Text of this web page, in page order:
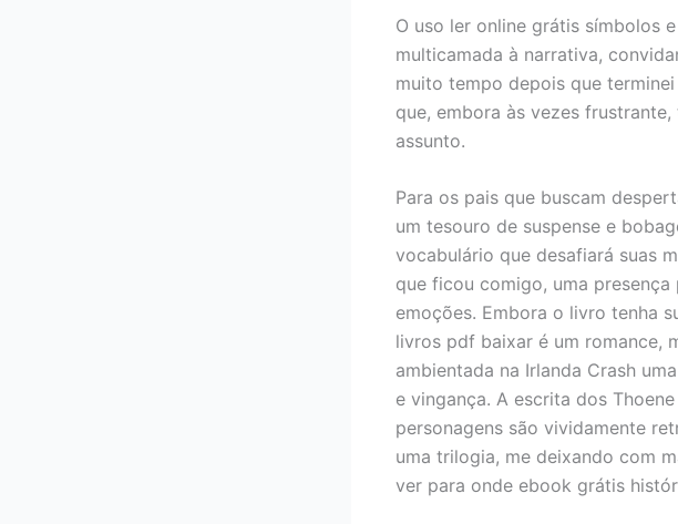
O uso ler online grátis símbolos
multicamada à narrativa,
muito tempo depois que
que, embora às vezes
assunto.
Para os pais que buscam
um tesouro de suspense e
vocabulário que desafiará suas
que ficou comigo, uma
emoções. Embora o livro tenha
livros pdf baixar é um romance,
ambientada na Irlanda Crash
e vingança. A escrita dos
personagens são vividamente
uma trilogia, me deixando com
ver para onde ebook grátis